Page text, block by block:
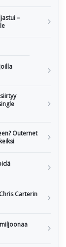
–
Outernet
Carterin